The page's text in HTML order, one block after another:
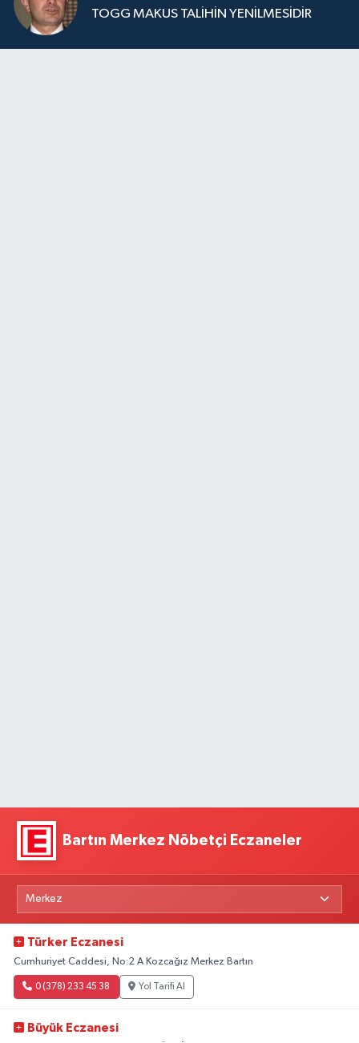
TOGG MAKUS TALİHİN YENİLMESİDİR
Bartın Merkez Nöbetçi Eczaneler
Türker Eczanesi
Cumhuriyet Caddesi, No:2 A Kozcağız Merkez Bartın
0 (378) 233 45 38 Yol Tarifi Al
Büyük Eczanesi